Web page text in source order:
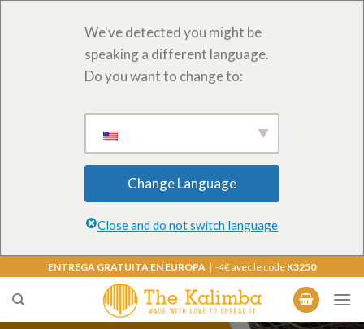
We've detected you might be
speaking a different language.
Do you want to change to:
Change Language
Close and do not switch language
contenido
ENTREGA GRATUITA EN EUROPA | -4€ avec le code K3250